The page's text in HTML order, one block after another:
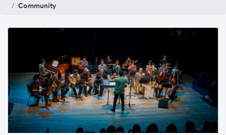
Community